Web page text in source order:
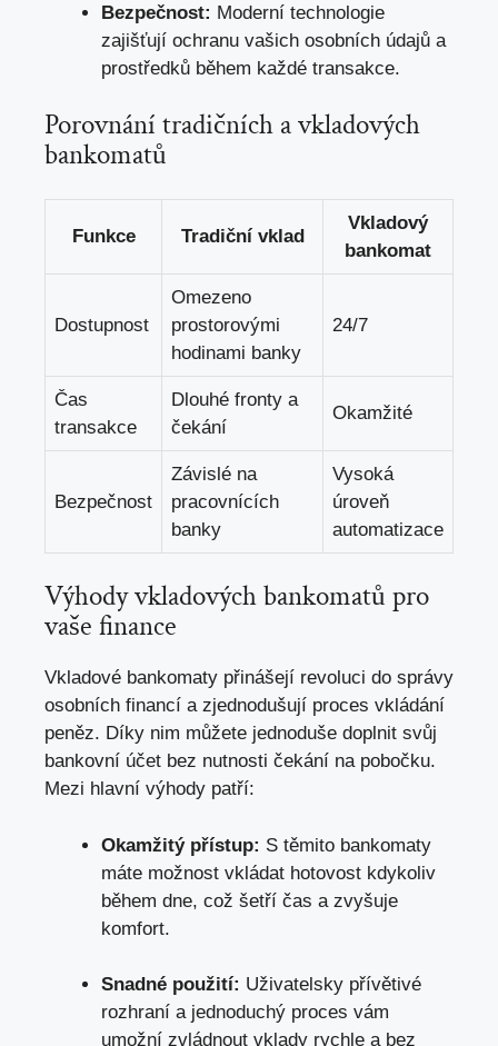
Bezpečnost: Moderní technologie
zajišťují ochranu vašich osobních údajů a
prostředků během každé transakce.
Porovnání tradičních a vkladových
bankomatů
Funkce Tradiční vklad
Vkladový
bankomat
Dostupnost
Omezeno
prostorovými
hodinami banky
24/7
Čas
transakce
Dlouhé fronty a
čekání
Okamžité
Bezpečnost
Závislé na
pracovnících
banky
Vysoká
úroveň
automatizace
Výhody vkladových bankomatů pro
vaše finance
Vkladové bankomaty přinášejí revoluci do správy
osobních financí a zjednodušují proces vkládání
peněz. Díky nim můžete jednoduše doplnit svůj
bankovní účet bez nutnosti čekání na pobočku.
Mezi hlavní výhody patří:
Okamžitý přístup: S těmito bankomaty
máte možnost vkládat hotovost kdykoliv
během dne, což šetří čas a zvyšuje
komfort.
Snadné použití: Uživatelsky přívětivé
rozhraní a jednoduchý proces vám
umožní zvládnout vklady rychle a bez